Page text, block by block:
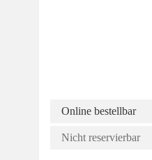
Online bestellbar
Nicht reservierbar